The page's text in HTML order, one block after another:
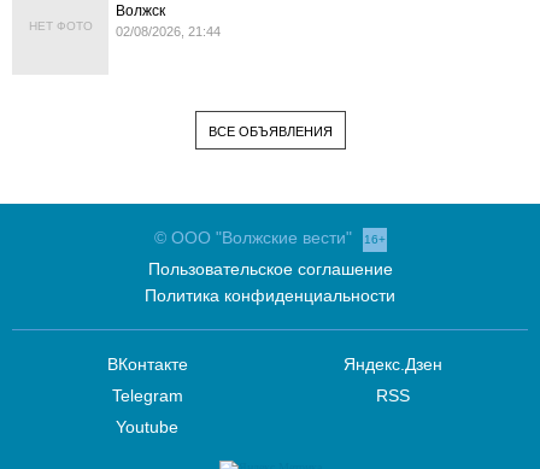
НЕТ ФОТО
Волжск
02/08/2026, 21:44
ВСЕ ОБЪЯВЛЕНИЯ
© ООО "Волжские вести" 16+
Пользовательское соглашение
Политика конфиденциальности
ВКонтакте
Telegram
Youtube
Яндекс.Дзен
RSS